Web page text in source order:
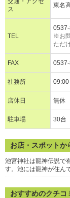
ス
東名
TEL
※お
ただ
FAX
社務所
店休日 無休
駐車場 30台
お店・スポットか
池宮神社は龍神伝説で
す。池には龍神が住ん
おすすめのクチコ